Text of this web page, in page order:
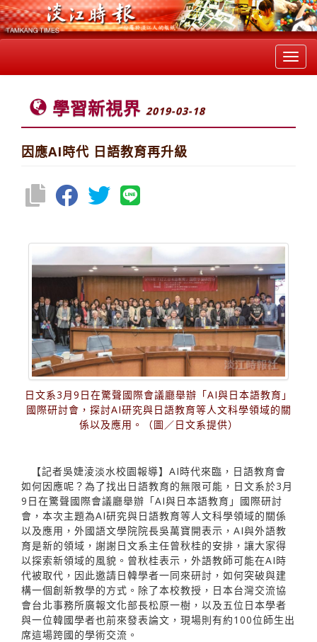
學習新視界 2019-03-18
因應AI時代 日語教育再升級
日文系3月9日在驚聲國際會議廳舉辦「AI與日本語教育」
國際研討會，探討AI研究與日語教育等人文科學領域的關
係以及應用。（圖／日文系提供）
【記者吳婕淩淡水校園報導】AI時代來臨，日語教育會
如何因應呢？為了找出日語教育的無限可能，日文系於3月
9日在驚聲國際會議廳舉辦「AI與日本語教育」國際研討
會，本次主題為AI研究與日語教育等人文科學領域的關係
以及應用，外國語文學院院長吳萬寶開表示，AI與外語教
育是新的領域，謝謝日文系主任曾秋桂的安排，讓大家得
以探索新領域的風貌。曾秋桂表示，外語教師可能在AI時
代被取代，因此邀請日韓學者一同來研討，如何突破與建
構一個創新教學的方式。除了本校教授，日本台灣交流協
會台北事務所廣報文化部長松原一樹，以及五位日本學者
與一位韓國學者也前來發表論文，現場則有約100位師生出
席這場跨國的學術交流。